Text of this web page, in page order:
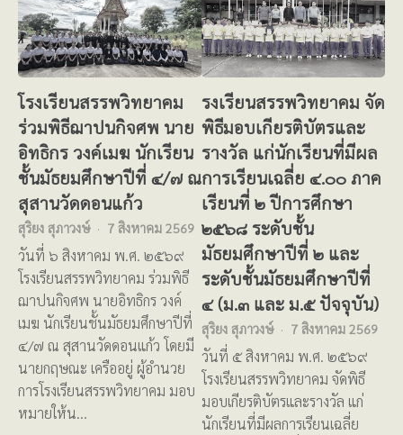
โรงเรียนสรรพวิทยาคม
ร่วมพิธีฌาปนกิจศพ นาย
อิทธิกร วงค์เมฆ นักเรียน
ชั้นมัธยมศึกษาปีที่ ๔/๗ ณ
สุสานวัดดอนแก้ว
สุริยง สุภาวงษ์ 7 สิงหาคม 2569
วันที่ ๖ สิงหาคม พ.ศ. ๒๕๖๙
โรงเรียนสรรพวิทยาคม ร่วมพิธี
ฌาปนกิจศพ นายอิทธิกร วงค์
เมฆ นักเรียนชั้นมัธยมศึกษาปีที่
๔/๗ ณ สุสานวัดดอนแก้ว โดยมี
นายกฤษณะ เครืออยู่ ผู้อำนวย
การโรงเรียนสรรพวิทยาคม มอบ
หมายให้น…
รงเรียนสรรพวิทยาคม จัด
พิธีมอบเกียรติบัตรและ
รางวัล แก่นักเรียนที่มีผล
การเรียนเฉลี่ย ๔.๐๐ ภาค
เรียนที่ ๒ ปีการศึกษา
๒๕๖๘ ระดับชั้น
มัธยมศึกษาปีที่ ๒ และ
ระดับชั้นมัธยมศึกษาปีที่
๔ (ม.๓ และ ม.๕ ปัจจุบัน)
สุริยง สุภาวงษ์ 7 สิงหาคม 2569
วันที่ ๕ สิงหาคม พ.ศ. ๒๕๖๙
โรงเรียนสรรพวิทยาคม จัดพิธี
มอบเกียรติบัตรและรางวัล แก่
นักเรียนที่มีผลการเรียนเฉลี่ย